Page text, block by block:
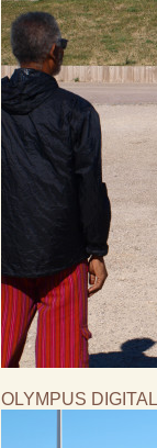
OLYMPUS